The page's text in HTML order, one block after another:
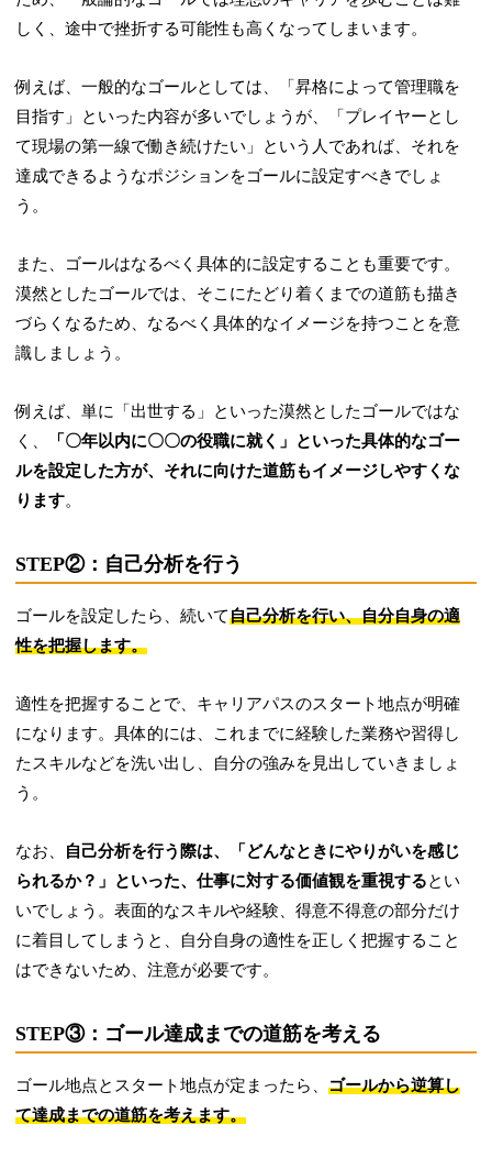
しく、途中で挫折する可能性も高くなってしまいます。
例えば、一般的なゴールとしては、「昇格によって管理職を
目指す」といった内容が多いでしょうが、「プレイヤーとし
て現場の第一線で働き続けたい」という人であれば、それを
達成できるようなポジションをゴールに設定すべきでしょ
う。
また、ゴールはなるべく具体的に設定することも重要です。
漠然としたゴールでは、そこにたどり着くまでの道筋も描き
づらくなるため、なるべく具体的なイメージを持つことを意
識しましょう。
例えば、単に「出世する」といった漠然としたゴールではな
く、
「〇年以内に〇〇の役職に就く」といった具体的なゴー
ルを設定した方が、それに向けた道筋もイメージしやすくな
ります。
STEP②：自己分析を行う
ゴールを設定したら、続いて自己分析を行い、自分自身の適
性を把握します。
適性を把握することで、キャリアパスのスタート地点が明確
になります。具体的には、これまでに経験した業務や習得し
たスキルなどを洗い出し、自分の強みを見出していきましょ
う。
なお、
自己分析を行う際は、「どんなときにやりがいを感じ
られるか？」といった、仕事に対する価値観を重視するとい
いでしょう。表面的なスキルや経験、得意不得意の部分だけ
に着目してしまうと、自分自身の適性を正しく把握すること
はできないため、注意が必要です。
STEP③：ゴール達成までの道筋を考える
ゴール地点とスタート地点が定まったら、ゴールから逆算し
て達成までの道筋を考えます。